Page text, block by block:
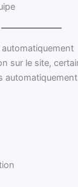
sur le site,